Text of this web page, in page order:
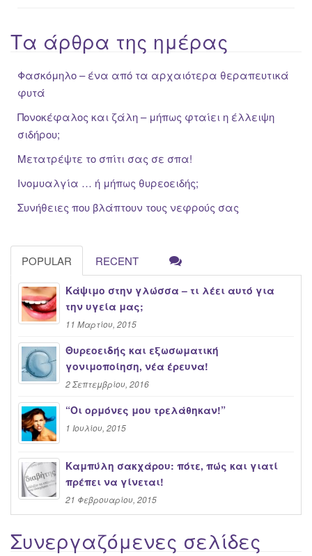
Τα άρθρα της ημέρας
Φασκόμηλο – ένα από τα αρχαιότερα θεραπευτικά
φυτά
Πονοκέφαλος και ζάλη – μήπως φταίει η έλλειψη
σιδήρου;
Μετατρέψτε το σπίτι σας σε σπα!
Ινομυαλγία … ή μήπως θυρεοειδής;
Συνήθειες που βλάπτουν τους νεφρούς σας
POPULAR RECENT
Κάψιμο στην γλώσσα – τι λέει αυτό για
την υγεία μας;
11 Μαρτίου, 2015
Θυρεοειδής και εξωσωματική
γονιμοποίηση, νέα έρευνα!
2 Σεπτεμβρίου, 2016
“Oι ορμόνες μου τρελάθηκαν!”
1 Ιουλίου, 2015
Καμπύλη σακχάρου: πότε, πώς και γιατί
πρέπει να γίνεται!
21 Φεβρουαρίου, 2015
Συνεργαζόμενες σελίδες